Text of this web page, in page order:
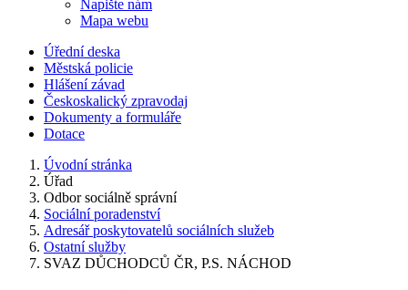
Napište nám
Mapa webu
Úřední deska
Městská policie
Hlášení závad
Českoskalický zpravodaj
Dokumenty a formuláře
Dotace
Úvodní stránka
Úřad
Odbor sociálně správní
Sociální poradenství
Adresář poskytovatelů sociálních služeb
Ostatní služby
SVAZ DŮCHODCŮ ČR, P.S. NÁCHOD